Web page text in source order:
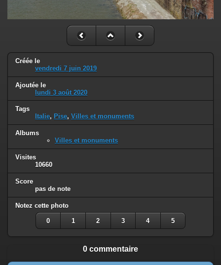
Créée le
vendredi 7 juin 2019
Ajoutée le
lundi 3 août 2020
Tags
Italie, Pise, Villes et monuments
Albums
Villes et monuments
Visites
10660
Score
pas de note
Notez cette photo
0 1 2 3 4 5
0 commentaire